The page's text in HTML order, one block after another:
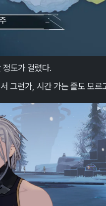
정도가 걸렸다.
그런가, 시간 가는 줄도 모르